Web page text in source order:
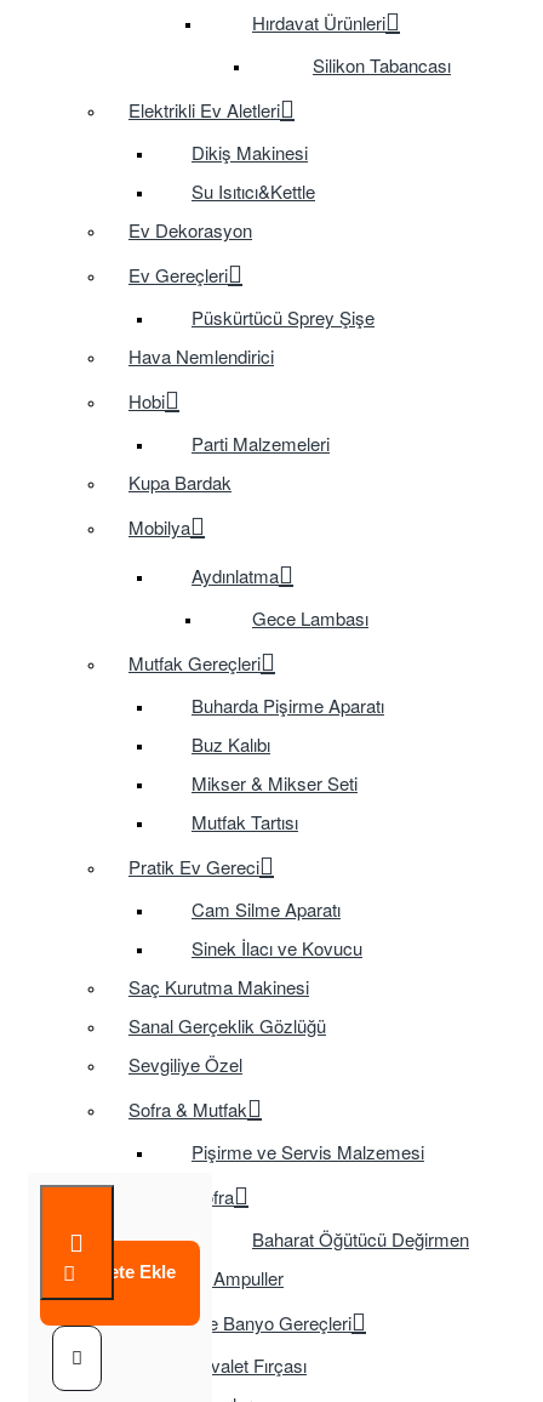
Hırdavat Ürünleri
Silikon Tabancası
Elektrikli Ev Aletleri
Dikiş Makinesi
Su Isıtıcı&Kettle
Ev Dekorasyon
Ev Gereçleri
Püskürtücü Sprey Şişe
Hava Nemlendirici
Hobi
Parti Malzemeleri
Kupa Bardak
Mobilya
Aydınlatma
Gece Lambası
Mutfak Gereçleri
Buharda Pişirme Aparatı
Buz Kalıbı
Mikser & Mikser Seti
Mutfak Tartısı
Pratik Ev Gereci
Cam Silme Aparatı
Sinek İlacı ve Kovucu
Saç Kurutma Makinesi
Sanal Gerçeklik Gözlüğü
Sevgiliye Özel
Sofra & Mutfak
Pişirme ve Servis Malzemesi
Sofra
Baharat Öğütücü Değirmen
Tasarruflu Ampuller
Temizlik ve Banyo Gereçleri
Tuvalet Fırçası
Sepete Ekle